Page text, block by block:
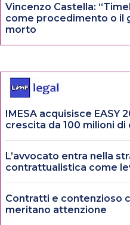
Vincenzo Castella:
come procedimento o il
morto
IMESA acquisisce EASY
crescita da 100 milioni di
L’avvocato entra nella
contrattualistica come
Contratti e contenzioso
meritano attenzione